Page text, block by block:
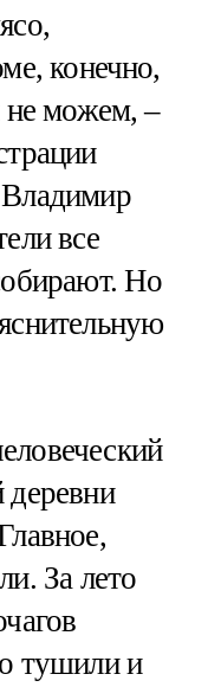
конечно,
не можем, –
все
Но
За лето
тушили и